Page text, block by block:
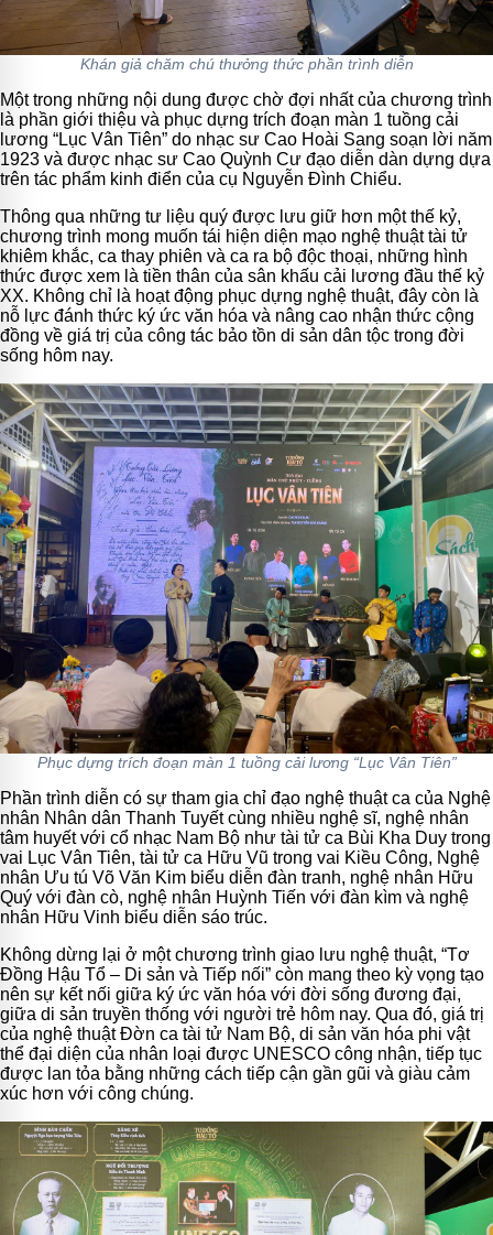
Khán giả chăm chú thưởng thức phần trình diễn
Một trong những nội dung được chờ đợi nhất của chương trình
là phần giới thiệu và phục dựng trích đoạn màn 1 tuồng cải
lương “Lục Vân Tiên” do nhạc sư Cao Hoài Sang soạn lời năm
1923 và được nhạc sư Cao Quỳnh Cư đạo diễn dàn dựng dựa
trên tác phẩm kinh điển của cụ Nguyễn Đình Chiểu.
Thông qua những tư liệu quý được lưu giữ hơn một thế kỷ,
chương trình mong muốn tái hiện diện mạo nghệ thuật tài tử
khiêm khắc, ca thay phiên và ca ra bộ độc thoại, những hình
thức được xem là tiền thân của sân khấu cải lương đầu thế kỷ
XX. Không chỉ là hoạt động phục dựng nghệ thuật, đây còn là
nỗ lực đánh thức ký ức văn hóa và nâng cao nhận thức cộng
đồng về giá trị của công tác bảo tồn di sản dân tộc trong đời
sống hôm nay.
Phục dựng trích đoạn màn 1 tuồng cải lương “Lục Vân Tiên”
Phần trình diễn có sự tham gia chỉ đạo nghệ thuật ca của Nghệ
nhân Nhân dân Thanh Tuyết cùng nhiều nghệ sĩ, nghệ nhân
tâm huyết với cổ nhạc Nam Bộ như tài tử ca Bùi Kha Duy trong
vai Lục Vân Tiên, tài tử ca Hữu Vũ trong vai Kiều Công, Nghệ
nhân Ưu tú Võ Văn Kim biểu diễn đàn tranh, nghệ nhân Hữu
Quý với đàn cò, nghệ nhân Huỳnh Tiến với đàn kìm và nghệ
nhân Hữu Vinh biểu diễn sáo trúc.
Không dừng lại ở một chương trình giao lưu nghệ thuật, “Tơ
Đồng Hậu Tổ – Di sản và Tiếp nối” còn mang theo kỳ vọng tạo
nên sự kết nối giữa ký ức văn hóa với đời sống đương đại,
giữa di sản truyền thống với người trẻ hôm nay. Qua đó, giá trị
của nghệ thuật Đờn ca tài tử Nam Bộ, di sản văn hóa phi vật
thể đại diện của nhân loại được UNESCO công nhận, tiếp tục
được lan tỏa bằng những cách tiếp cận gần gũi và giàu cảm
xúc hơn với công chúng.